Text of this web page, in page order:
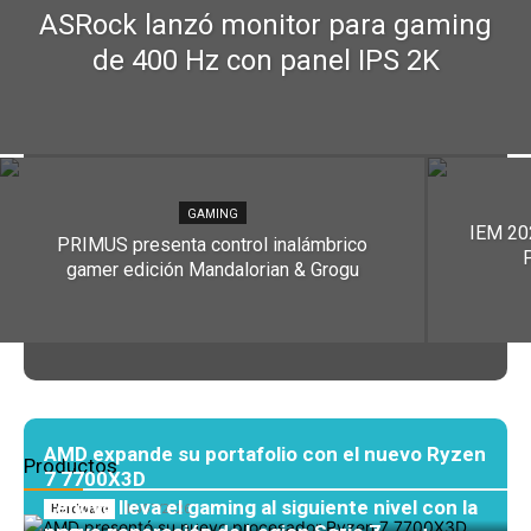
ASRock lanzó monitor para gaming
de 400 Hz con panel IPS 2K
GAMING
PRIMUS presenta control inalámbrico
gamer edición Mandalorian & Grogu
IEM
Productos
AMD expande su portafolio con el nuevo Ryzen
7 7700X3D
Hardware 16/07/2026
Lenovo lleva el gaming al siguiente nivel con la